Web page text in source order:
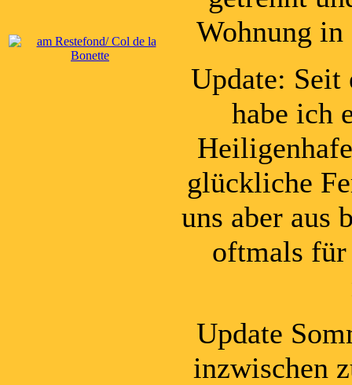
Wohnung
Update: Seit
habe ich
glückliche
uns aber aus
oftmals für
Update
inzwischen